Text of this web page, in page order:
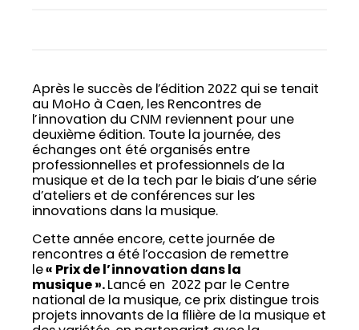
Après le succès de l’édition 2022 qui se tenait
au MoHo à Caen, les Rencontres de
l’innovation du CNM reviennent pour une
deuxième édition. Toute la journée, des
échanges ont été organisés entre
professionnelles et professionnels de la
musique et de la tech par le biais d’une série
d’ateliers et de conférences sur les
innovations dans la musique.
Cette année encore, cette journée de
rencontres a été l’occasion de remettre
le« Prix de l’innovation dans la
musique ». Lancé en 2022 par le Centre
national de la musique, ce prix distingue trois
projets innovants de la filière de la musique et